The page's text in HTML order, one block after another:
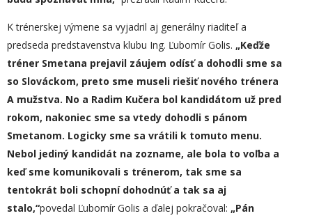
K trénerskej výmene sa vyjadril aj generálny riaditeľ a
predseda predstavenstva klubu Ing. Ľubomír Golis. „Keďže
tréner Smetana prejavil záujem odísť a dohodli sme sa
so Slováckom, preto sme museli riešiť nového trénera
A mužstva. No a Radim Kučera bol kandidátom už pred
rokom, nakoniec sme sa vtedy dohodli s pánom
Smetanom. Logicky sme sa vrátili k tomuto menu.
Nebol jediný kandidát na zozname, ale bola to voľba a
keď sme komunikovali s trénerom, tak sme sa
tentokrát boli schopní dohodnúť a tak sa aj
stalo,“povedal Ľubomír Golis a ďalej pokračoval: „Pán